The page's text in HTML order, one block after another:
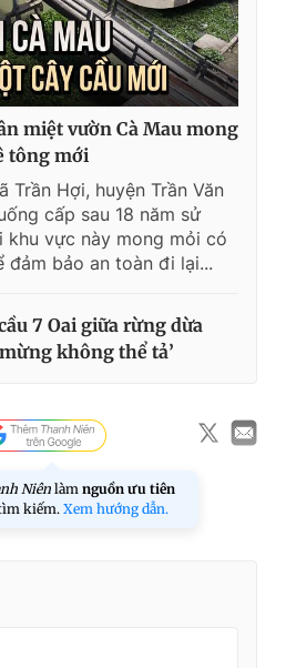
miệt vườn Cà Mau mong
tông mới
Trần Hợi, huyện Trần Văn
cấp sau 18 năm sử
khu vực này mong mỏi có
đảm bảo an toàn đi lại...
7 Oai giữa rừng dừa
không thể tả’
Niên làm nguồn ưu tiên
kiếm. Xem hướng dẫn.